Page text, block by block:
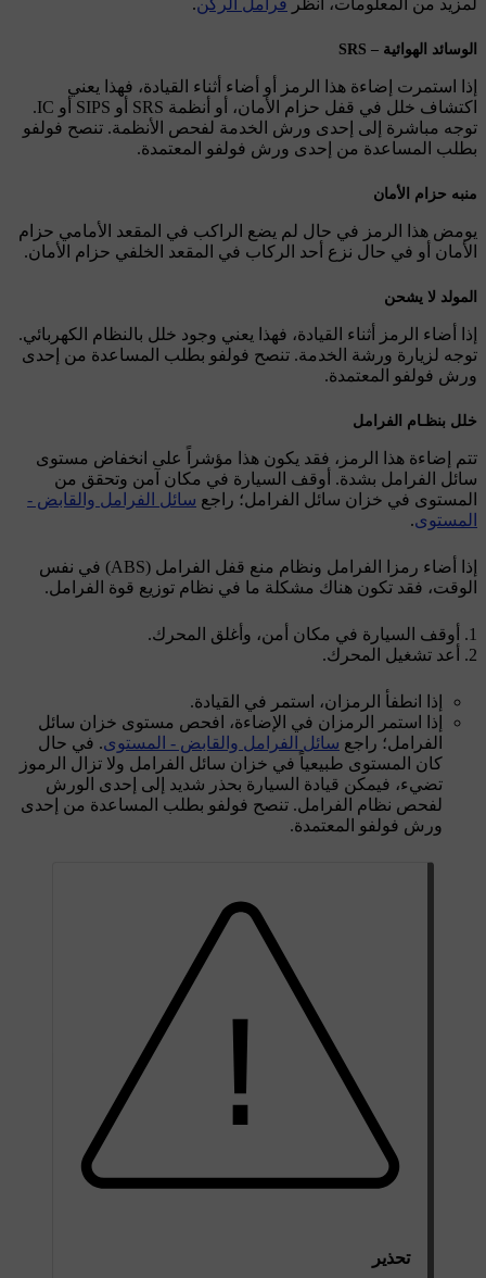
الوسائد الهوائية – SRS
إذا استمرت إضاءة هذا الرمز أو أضاء أثناء القيادة، فهذا يعني
اكتشاف خلل في قفل حزام الأمان، أو أنظمة SRS أو SIPS أو IC.
توجه مباشرة إلى إحدى ورش الخدمة لفحص الأنظمة. تنصح فولفو
بطلب المساعدة من إحدى ورش فولفو المعتمدة.
منبه حزام الأمان
يومض هذا الرمز في حال لم يضع الراكب في المقعد الأمامي حزام
الأمان أو في حال نزع أحد الركاب في المقعد الخلفي حزام الأمان.
المولد لا يشحن
إذا أضاء الرمز أثناء القيادة، فهذا يعني وجود خلل بالنظام الكهربائي.
توجه لزيارة ورشة الخدمة. تنصح فولفو بطلب المساعدة من إحدى
ورش فولفو المعتمدة.
خلل بنظـام الفرامل
تتم إضاءة هذا الرمز، فقد يكون هذا مؤشراً على انخفاض مستوى
سائل الفرامل بشدة. أوقف السيارة في مكان آمن وتحقق من
المستوى في خزان سائل الفرامل؛ راجع سائل الفرامل والقابض -
المستوى.
إذا أضاء رمزا الفرامل ونظام منع قفل الفرامل (ABS) في نفس
الوقت، فقد تكون هناك مشكلة ما في نظام توزيع قوة الفرامل.
أوقف السيارة في مكان أمن، وأغلق المحرك.
أعد تشغيل المحرك.
إذا انطفأ الرمزان، استمر في القيادة.
إذا استمر الرمزان في الإضاءة، افحص مستوى خزان سائل
الفرامل؛ راجع سائل الفرامل والقابض - المستوى. في حال
كان المستوى طبيعياً في خزان سائل الفرامل ولا تزال الرموز
تضيء، فيمكن قيادة السيارة بحذر شديد إلى إحدى الورش
لفحص نظام الفرامل. تنصح فولفو بطلب المساعدة من إحدى
ورش فولفو المعتمدة.
تحذير